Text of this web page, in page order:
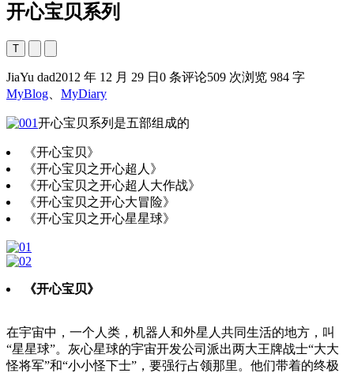
开心宝贝系列
T
JiaYu dad2012 年 12 月 29 日 0 条评论509 次浏览 984 字
MyBlog
MyDiary
开心宝贝系列是五部组成的
《开心宝贝》
《开心宝贝之开心超人》
《开心宝贝之开心超人大作战》
《开心宝贝之开心大冒险》
《开心宝贝之开心星星球》
《开心宝贝》
在宇宙中，一个人类，机器人和外星人共同生活的地方，叫
“星星球”。灰心星球的宇宙开发公司派出两大王牌战士“大大
怪将军”和“小小怪下士”，要强行占领那里。他们带着的终极